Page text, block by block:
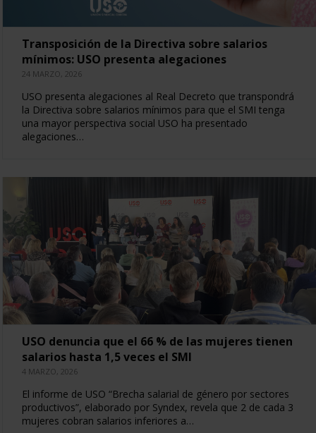
Transposición de la Directiva sobre salarios
mínimos: USO presenta alegaciones
24 MARZO, 2026
USO presenta alegaciones al Real Decreto que transpondrá
la Directiva sobre salarios mínimos para que el SMI tenga
una mayor perspectiva social USO ha presentado
alegaciones…
USO denuncia que el 66 % de las mujeres tienen
salarios hasta 1,5 veces el SMI
4 MARZO, 2026
El informe de USO “Brecha salarial de género por sectores
productivos”, elaborado por Syndex, revela que 2 de cada 3
mujeres cobran salarios inferiores a…